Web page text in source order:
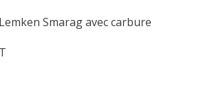
Smarag avec carbure